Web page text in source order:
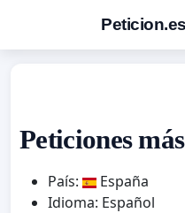
Peticion.es
Peticiones
País:
España
Idioma: Español